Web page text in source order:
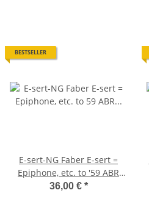
BESTSELLER
E-sert-NG Faber E-sert =
Epiphone, etc. to '59 ABR
converter studs,
36,00 € *